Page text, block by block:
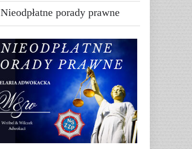
Nieodpłatne porady prawne